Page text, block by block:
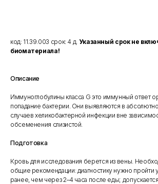
код: 11.39.003 срок: 4 д. Указанный срок не
биоматериала!
Описание
Иммуноглобулины класса G это иммунный ответ
попадание бактерии. Они выявляются в
случаев хеликобактерной инфекции вне
обсеменения слизистой.
Подготовка
Кровь для исследования берется из вены.
общие рекомендации: диагностику нужно пройти
ранее, чем через 2–4 часа после еды;